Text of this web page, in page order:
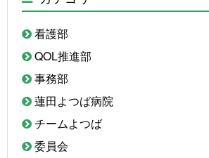
看護部
QOL推進部
事務部
蓮田よつば病院
チームよつば
委員会